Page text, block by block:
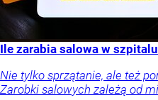
Ile zarabia salowa w
Nie tylko sprzątanie, ale też
Zarobki salowych zależą od